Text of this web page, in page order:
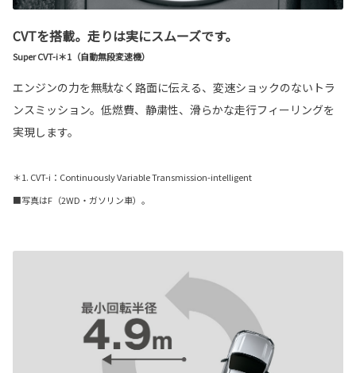
CVTを搭載。走りは実にスムーズです。
Super CVT-i＊1（自動無段変速機）
エンジンの力を無駄なく路面に伝える、変速ショックのないトラ
ンスミッション。低燃費、静粛性、滑らかな走行フィーリングを
実現します。
＊1. CVT-i：Continuously Variable Transmission-intelligent
■写真はF（2WD・ガソリン車）。